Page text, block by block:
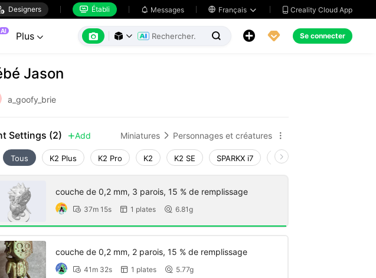
Designers  Établi  Messages  Français   Creality Cloud App
AI Plus        Se connecter
Jason
a_goofy_brie
Settings (2) Add Miniatures  Personnages et créatures 
Tous K2 Plus K2 Pro K2 K2 SE SPARKX i7 Creality Hi
couche de 0,2 mm, 3 parois, 15 % de remplissage
 37m 15s  1 plates  6.81g
couche de 0,2 mm, 2 parois, 15 % de remplissage
 41m 32s  1 plates  5.77g